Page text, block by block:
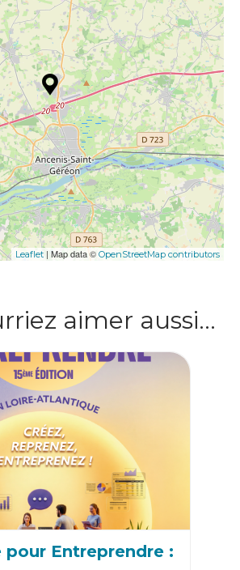
Leaflet | Map data © OpenStreetMap contributors
aimer aussi…
pour Entreprendre :